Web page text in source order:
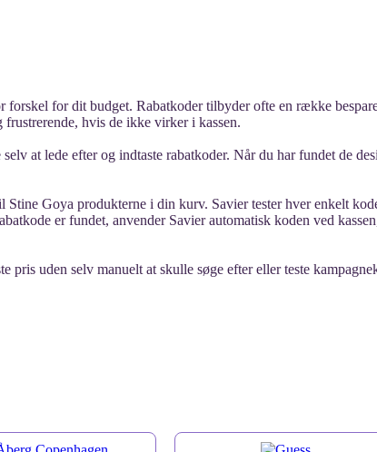
for dit budget. Rabatkoder tilbyder ofte en række
hvis de ikke virker i kassen.
at lede efter og indtaste rabatkoder. Når du har fundet de
Goya produkterne i din kurv. Savier tester hver enkelt
er fundet, anvender Savier automatisk koden ved
uden selv manuelt at skulle søge efter eller teste